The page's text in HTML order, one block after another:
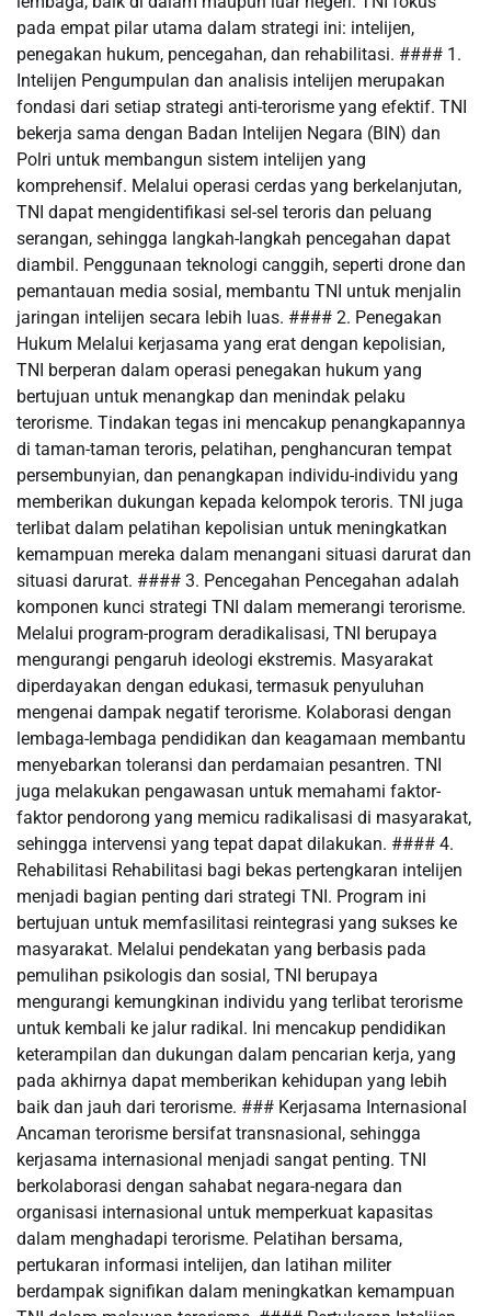
pada empat pilar utama dalam strategi ini: intelijen,
penegakan hukum, pencegahan, dan rehabilitasi. #### 1.
Intelijen Pengumpulan dan analisis intelijen merupakan
fondasi dari setiap strategi anti-terorisme yang efektif. TNI
bekerja sama dengan Badan Intelijen Negara (BIN) dan
Polri untuk membangun sistem intelijen yang
komprehensif. Melalui operasi cerdas yang berkelanjutan,
TNI dapat mengidentifikasi sel-sel teroris dan peluang
serangan, sehingga langkah-langkah pencegahan dapat
diambil. Penggunaan teknologi canggih, seperti drone dan
pemantauan media sosial, membantu TNI untuk menjalin
jaringan intelijen secara lebih luas. #### 2. Penegakan
Hukum Melalui kerjasama yang erat dengan kepolisian,
TNI berperan dalam operasi penegakan hukum yang
bertujuan untuk menangkap dan menindak pelaku
terorisme. Tindakan tegas ini mencakup penangkapannya
di taman-taman teroris, pelatihan, penghancuran tempat
persembunyian, dan penangkapan individu-individu yang
memberikan dukungan kepada kelompok teroris. TNI juga
terlibat dalam pelatihan kepolisian untuk meningkatkan
kemampuan mereka dalam menangani situasi darurat dan
situasi darurat. #### 3. Pencegahan Pencegahan adalah
komponen kunci strategi TNI dalam memerangi terorisme.
Melalui program-program deradikalisasi, TNI berupaya
mengurangi pengaruh ideologi ekstremis. Masyarakat
diperdayakan dengan edukasi, termasuk penyuluhan
mengenai dampak negatif terorisme. Kolaborasi dengan
lembaga-lembaga pendidikan dan keagamaan membantu
menyebarkan toleransi dan perdamaian pesantren. TNI
juga melakukan pengawasan untuk memahami faktor-
faktor pendorong yang memicu radikalisasi di masyarakat,
sehingga intervensi yang tepat dapat dilakukan. #### 4.
Rehabilitasi Rehabilitasi bagi bekas pertengkaran intelijen
menjadi bagian penting dari strategi TNI. Program ini
bertujuan untuk memfasilitasi reintegrasi yang sukses ke
masyarakat. Melalui pendekatan yang berbasis pada
pemulihan psikologis dan sosial, TNI berupaya
mengurangi kemungkinan individu yang terlibat terorisme
untuk kembali ke jalur radikal. Ini mencakup pendidikan
keterampilan dan dukungan dalam pencarian kerja, yang
pada akhirnya dapat memberikan kehidupan yang lebih
baik dan jauh dari terorisme. ### Kerjasama Internasional
Ancaman terorisme bersifat transnasional, sehingga
kerjasama internasional menjadi sangat penting. TNI
berkolaborasi dengan sahabat negara-negara dan
organisasi internasional untuk memperkuat kapasitas
dalam menghadapi terorisme. Pelatihan bersama,
pertukaran informasi intelijen, dan latihan militer
berdampak signifikan dalam meningkatkan kemampuan